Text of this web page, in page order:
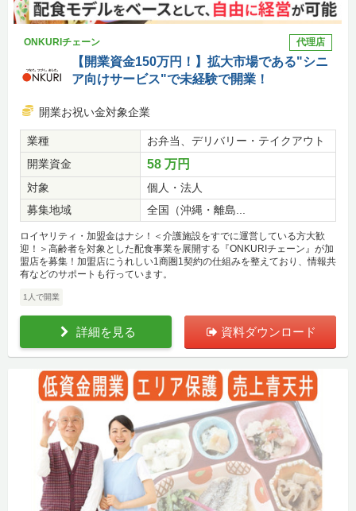
ONKURIチェーン 代理店
【開業資金150万円！】拡大市場である"シニ
ア向けサービス"で未経験で開業！
開業お祝い金対象企業
業種
お弁当、デリバリー・テイクアウト
開業資金
58 万円
対象
個人・法人
募集地域
全国（沖縄・離島...
ロイヤリティ・加盟金はナシ！＜介護施設をすでに運営している方大歓
迎！＞高齢者を対象とした配食事業を展開する『ONKURIチェーン』が加
盟店を募集！加盟店にうれしい1商圏1契約の仕組みを整えており、情報共
有などのサポートも行っています。
1人で開業
詳細を見る 資料ダウンロード